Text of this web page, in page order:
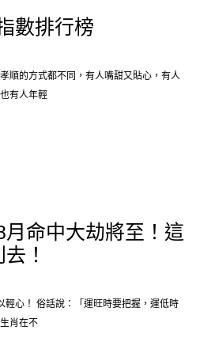
數排行榜
順的方式都不同，有人嘴甜又貼心，有人
有人年輕
月命中大劫將至！這
！
輕心！ 俗話說：「運旺時要把握，運低時
肖在不